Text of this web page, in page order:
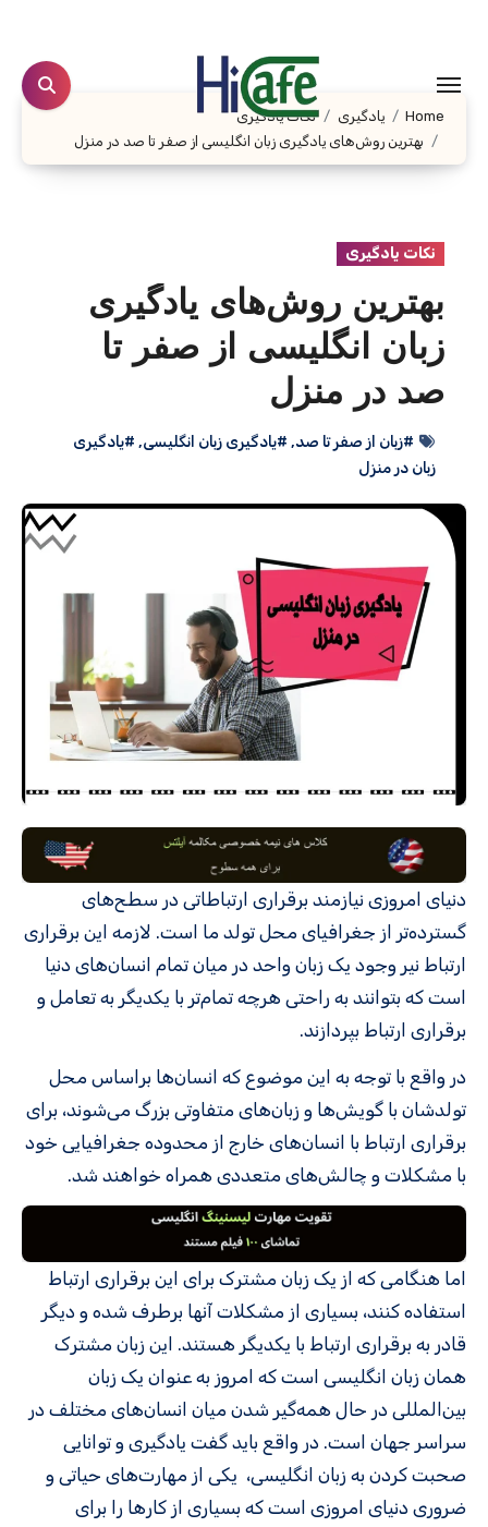
content
Home یادگیری
نکات یادگیری
بهترین روش‌های یادگیری زبان انگلیسی از صفر تا صد در منزل
نکات یادگیری
بهترین روش‌های یادگیری
زبان انگلیسی از صفر تا
صد در منزل
#زبان از صفر تا صد, #یادگیری زبان انگلیسی, #یادگیری
زبان در منزل
دنیای امروزی نیازمند برقراری ارتباطاتی در سطح‌های
گسترده‌تر از جغرافیای محل تولد ما است. لازمه این برقراری
ارتباط نیر وجود یک زبان واحد در میان تمام انسان‌های دنیا
است که بتوانند به راحتی هرچه تمام‌تر با یکدیگر به تعامل و
برقراری ارتباط بپردازند.
در واقع با توجه به این موضوع که انسان‌ها براساس محل
تولدشان با گویش‌ها و زبان‌های متفاوتی بزرگ می‌شوند، برای
برقراری ارتباط با انسان‌های خارج از محدوده جغرافیایی خود
با مشکلات و چالش‌‌های متعددی همراه خواهند شد.
اما هنگامی که از یک زبان مشترک برای این برقراری ارتباط
استفاده کنند، بسیاری از مشکلات آنها برطرف شده و دیگر
قادر به برقراری ارتباط با یکدیگر هستند‌. این زبان مشترک
همان زبان انگلیسی است که امروز به عنوان یک زبان
بین‌المللی در حال همه‌گیر شدن میان انسان‌های مختلف در
سراسر جهان است. در واقع باید گفت یادگیری و توانایی
صحبت کردن به زبان انگلیسی، یکی از مهارت‌های حیاتی و
ضروری دنیای امروزی است که بسیاری از کارها را برای